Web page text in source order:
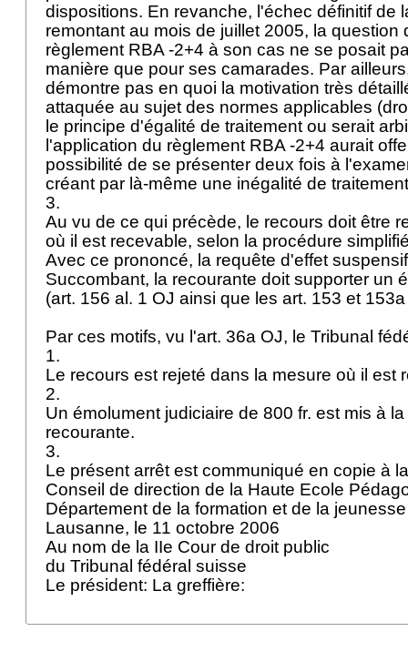
dispositions. En revanche, l'échec définitif de
remontant au mois de juillet 2005, la question
règlement RBA -2+4 à son cas ne se posait
manière que pour ses camarades. Par
démontre pas en quoi la motivation très
attaquée au sujet des normes applicables
le principe d'égalité de traitement ou serait
l'application du règlement RBA -2+4 aurait
possibilité de se présenter deux fois à
créant par là-même une inégalité de
3.
Au vu de ce qui précède, le recours doit être
où il est recevable, selon la procédure
Avec ce prononcé, la requête d'effet
Succombant, la recourante doit supporter un
(art. 156 al. 1 OJ ainsi que les art. 153 et
Par ces motifs, vu l'art. 36a OJ, le Tribunal
1.
Le recours est rejeté dans la mesure où il est
2.
Un émolument judiciaire de 800 fr. est mis à
recourante.
3.
Le présent arrêt est communiqué en copie à
Conseil de direction de la Haute Ecole
Département de la formation et de la
Lausanne, le 11 octobre 2006
Au nom de la IIe Cour de droit public
du Tribunal fédéral suisse
Le président: La greffière: